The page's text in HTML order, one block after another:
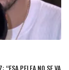
“ESA PELEA NO SE VA